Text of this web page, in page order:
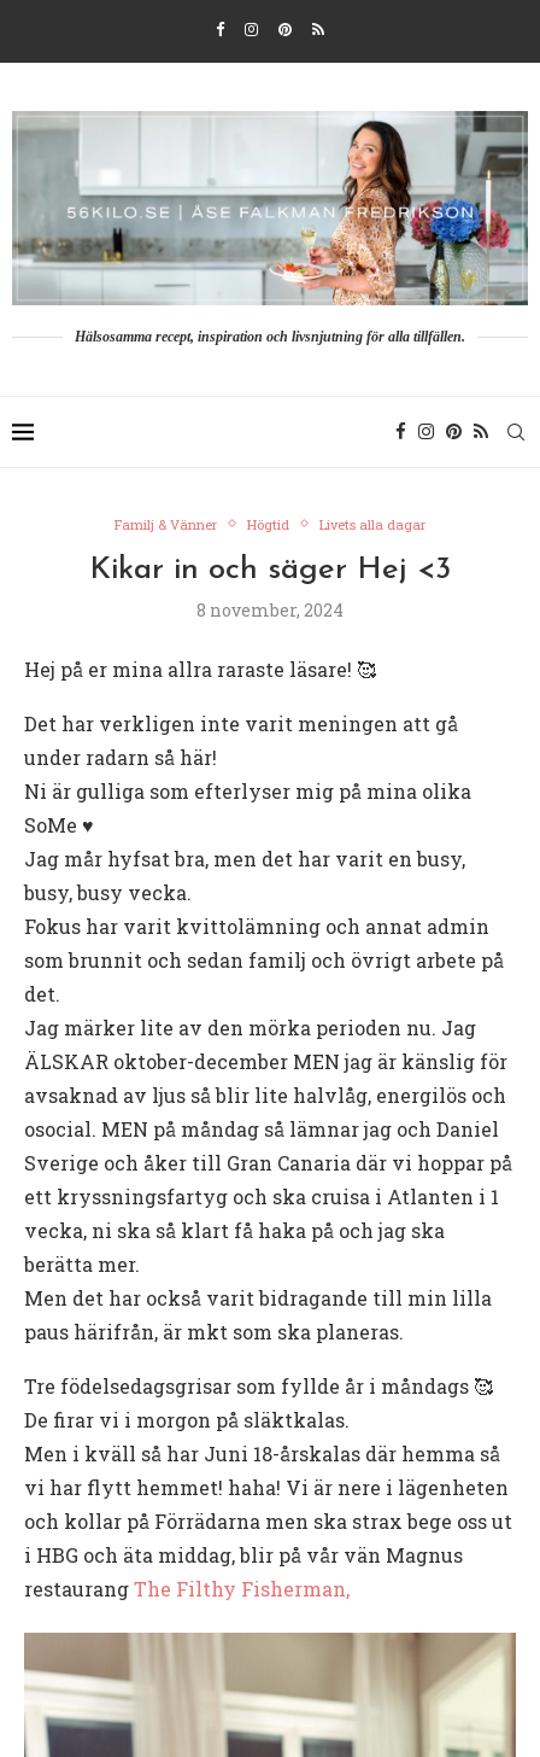
Hälsosamma recept, inspiration och livsnjutning för alla tillfällen.
Familj & Vänner Högtid Livets alla dagar
Kikar in och säger Hej <3
8 november, 2024
Hej på er mina allra raraste läsare! 🥰
Det har verkligen inte varit meningen att gå
under radarn så här!
Ni är gulliga som efterlyser mig på mina olika
SoMe ♥️
Jag mår hyfsat bra, men det har varit en busy,
busy, busy vecka.
Fokus har varit kvittolämning och annat admin
som brunnit och sedan familj och övrigt arbete på
det.
Jag märker lite av den mörka perioden nu. Jag
ÄLSKAR oktober-december MEN jag är känslig för
avsaknad av ljus så blir lite halvlåg, energilös och
osocial. MEN på måndag så lämnar jag och Daniel
Sverige och åker till Gran Canaria där vi hoppar på
ett kryssningsfartyg och ska cruisa i Atlanten i 1
vecka, ni ska så klart få haka på och jag ska
berätta mer.
Men det har också varit bidragande till min lilla
paus härifrån, är mkt som ska planeras.
Tre födelsedagsgrisar som fyllde år i måndags 🥰
De firar vi i morgon på släktkalas.
Men i kväll så har Juni 18-årskalas där hemma så
vi har flytt hemmet! haha! Vi är nere i lägenheten
och kollar på Förrädarna men ska strax bege oss ut
i HBG och äta middag, blir på vår vän Magnus
restaurangThe Filthy Fisherman,